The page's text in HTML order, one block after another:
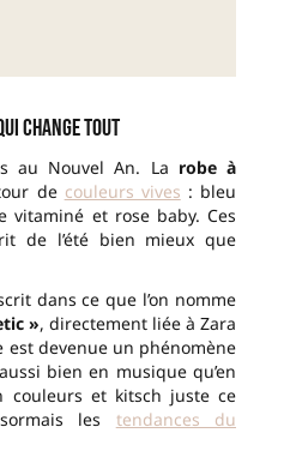
change tout
au Nouvel An. La robe à
de couleurs vives : bleu
vitaminé et rose baby. Ces
de l’été bien mieux que
dans ce que l’on nomme
», directement liée à Zara
est devenue un phénomène
bien en musique qu’en
couleurs et kitsch juste ce
les tendances du